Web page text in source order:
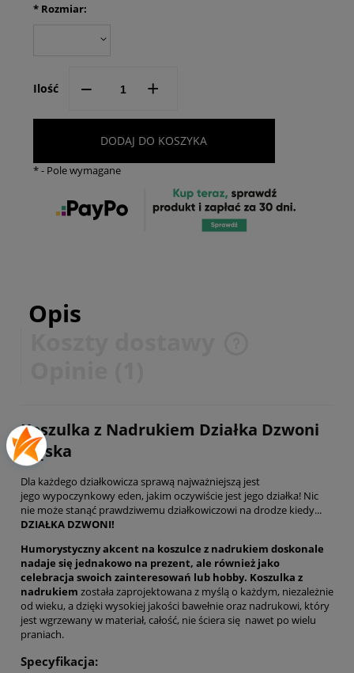
*Rozmiar:
Ilość -- +
DODAJ DO KOSZYKA
*- Pole wymagane
Opis
Koszulka z Nadrukiem Działka Dzwoni
Męska
Dla każdego działkowicza sprawą najważniejszą jest
jego wypoczynkowy eden, jakim oczywiście jest jego działka! Nic
nie może stanąć prawdziwemu działkowiczowi na drodze kiedy...
DZIAŁKA DZWONI!
Humorystyczny akcent na koszulce z nadrukiem doskonale
nadaje się jednakowo na prezent, ale również jako
celebracja swoich zainteresowań lub hobby. Koszulka z
nadrukiem została zaprojektowana z myślą o każdym, niezależnie
od wieku, a dzięki wysokiej jakości bawełnie oraz nadrukowi, który
jest wgrzewany w materiał, całość, nie ściera się nawet po wielu
praniach.
Specyfikacja: